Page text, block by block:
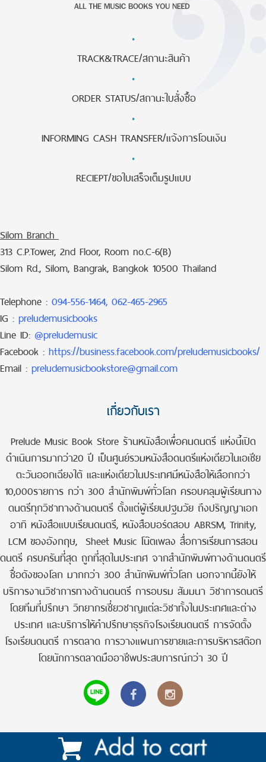
·
TRACK&TRACE/สถานะสินค้า
·
ORDER STATUS/สถานะใบสั่งซื้อ
·
INFORMING CASH TRANSFER/แจ้งการโอนเงิน
·
RECIEPT/ขอใบเสร็จเต็มรูปแบบ
Silom Branch
313 C.P.Tower, 2nd Floor, Room no.C-6(B)
Silom Rd., Silom, Bangrak, Bangkok 10500 Thailand
Telephone : 094-556-1464, 062-465-2965
IG : preludemusicbooks
Line ID: @preludemusic
Facebook : https://business.facebook.com/preludemusicbooks/
Email : preludemusicbookstore@gmail.com
เกี่ยวกับเรา
Prelude Music Book Store ร้านหนังสือเพื่อคนดนตรี แห่งนี้เปิด
ดำเนินการมากว่า20 ปี เป็นศูนย์รวมหนังสือดนตรีแห่งเดียวในเอเชีย
ตะวันออกเฉียงใต้ และแห่งเดียวในประเทศมีหนังสือให้เลือกกว่า
10,000รายการ กว่า 300 สำนักพิมพ์ทั่วโลก ครอบคลุมผู้เรียนทาง
ดนตรีทุกวิชาทางด้านดนตรี ตั้งแต่ผู้เรียนปฐมวัย ถึงปริญญาเอก
อาทิ หนังสือแบบเรียนดนตรี, หนังสือบอร์ดสอบ ABRSM, Trinity,
LCM ของอังกฤษ, Sheet Music โน๊ตเพลง สื่อการเรียนการสอน
ดนตรี ครบครันที่สุด ถูกที่สุดในประเทศ จากสำนักพิมพ์ทางด้านดนตรี
ชื่อดังของโลก มากกว่า 300 สำนักพิมพ์ทั่วโลก นอกจากนี้ยังให้
บริการงานวิชาการทางด้านดนตรี การอบรม สัมมนา วิชาการดนตรี
โดยทีมที่ปรึกษา วิทยากรเชี่ยวชาญแต่ละวิชาทั้งในประเทศและต่าง
ประเทศ และบริการให้คำปรึกษาธุรกิจโรงเรียนดนตรี การจัดตั้ง
โรงเรียนดนตรี การตลาด การวางแผนการขายและการบริหารสต๊อก
โดยนักการตลาดมืออาชีพประสบการณ์กว่า 30 ปี
AMP Version
Communication Systems | Start|View